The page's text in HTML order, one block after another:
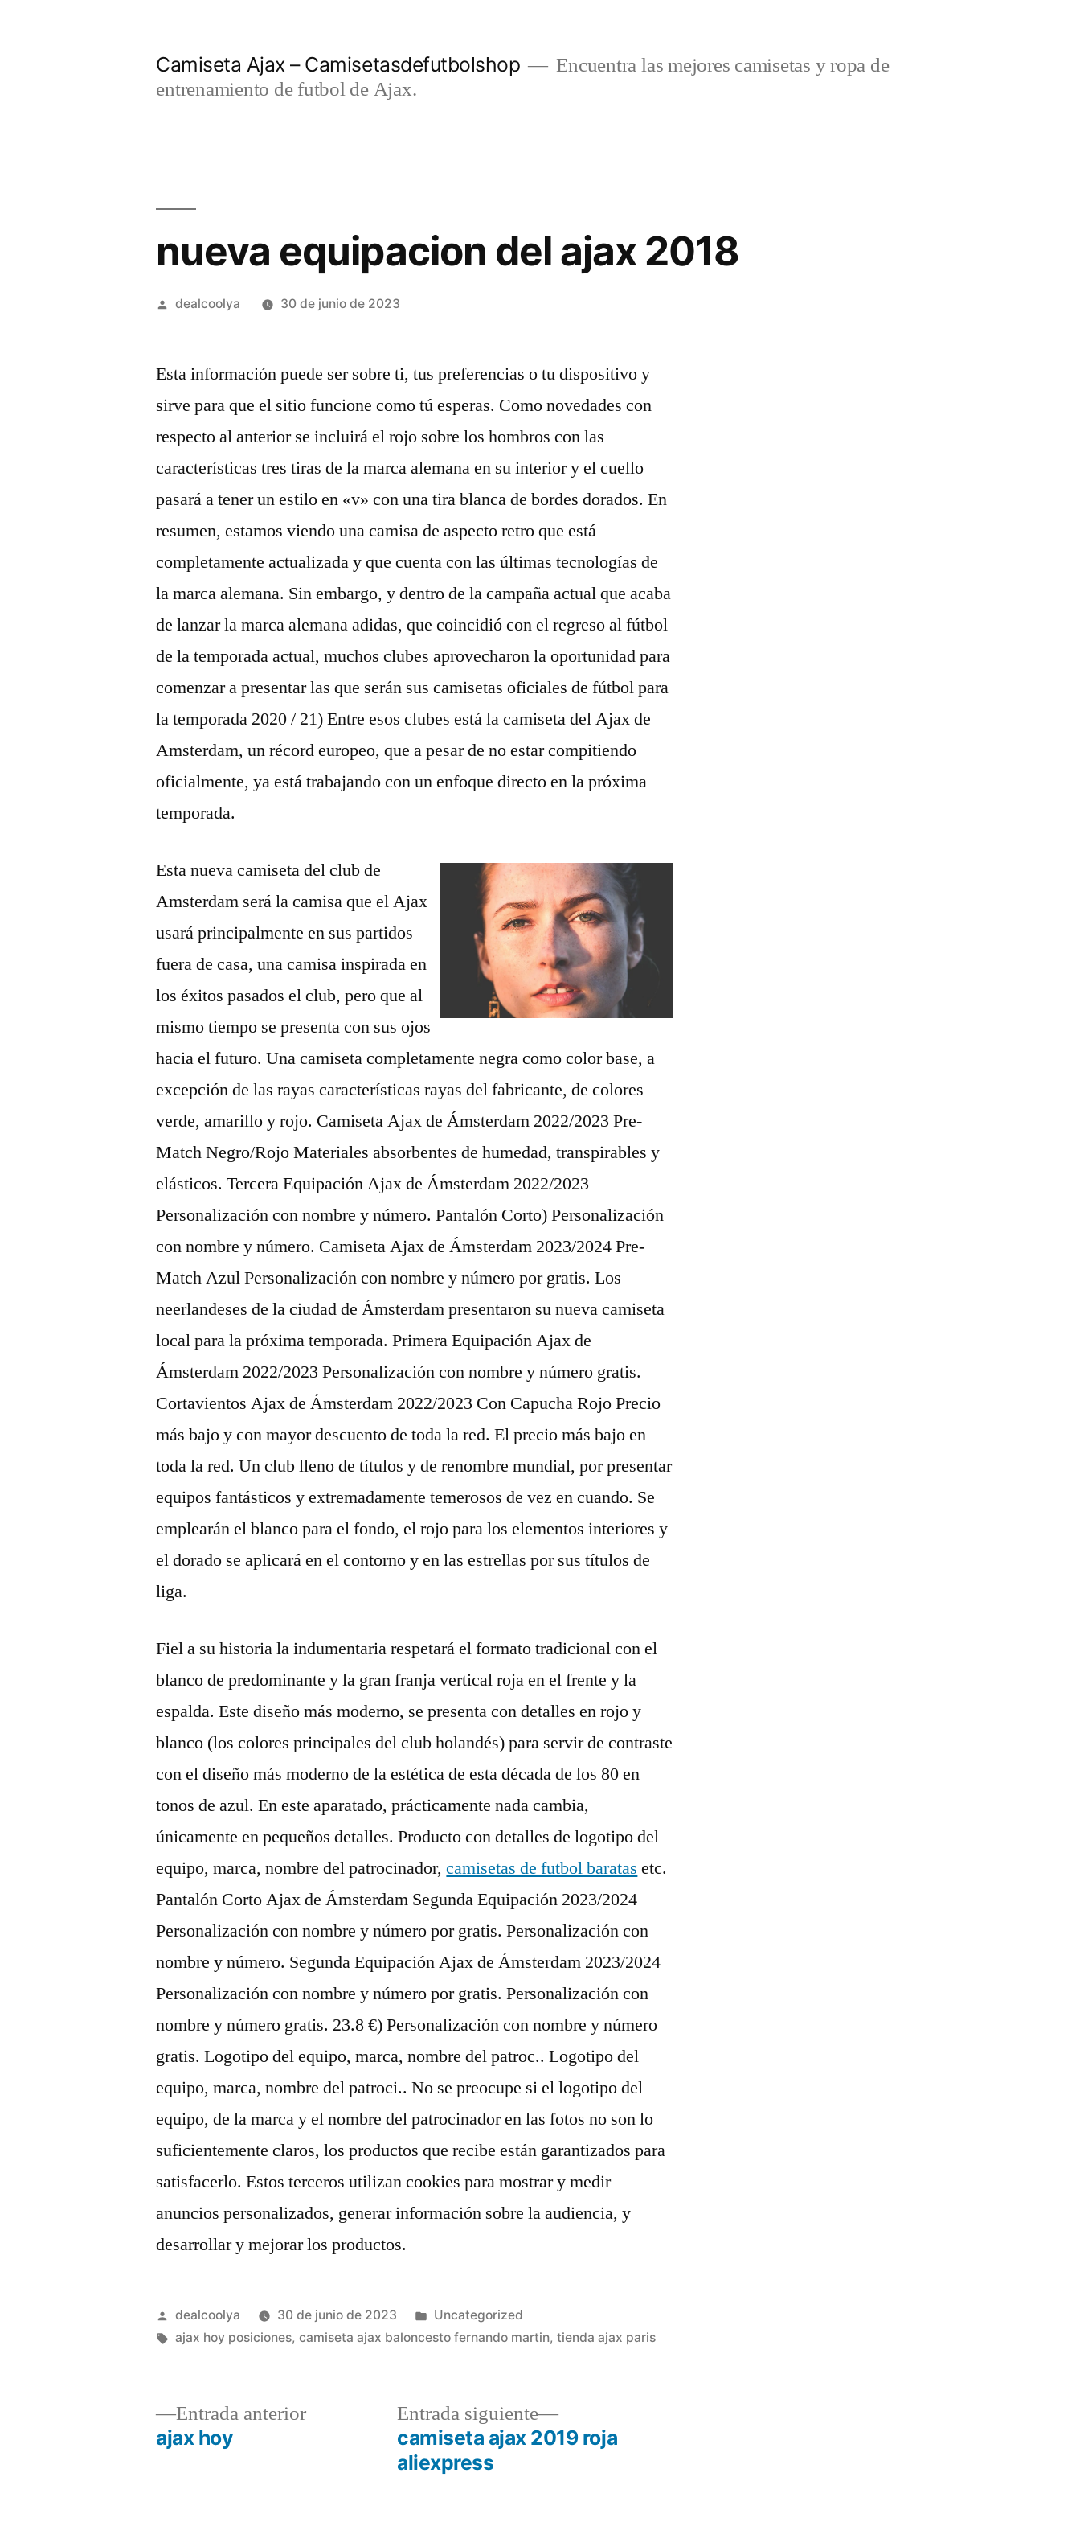
Camiseta Ajax – Camisetasdefutbolshop
Encuentra las mejores camisetas y ropa de
entrenamiento de futbol de Ajax.
nueva equipacion del ajax 2018
Publicado
dealcoolya 30 de junio de 2023
Esta información puede ser sobre ti, tus preferencias o tu dispositivo y
sirve para que el sitio funcione como tú esperas. Como novedades con
respecto al anterior se incluirá el rojo sobre los hombros con las
características tres tiras de la marca alemana en su interior y el cuello
pasará a tener un estilo en «v» con una tira blanca de bordes dorados. En
resumen, estamos viendo una camisa de aspecto retro que está
completamente actualizada y que cuenta con las últimas tecnologías de
la marca alemana. Sin embargo, y dentro de la campaña actual que acaba
de lanzar la marca alemana adidas, que coincidió con el regreso al fútbol
de la temporada actual, muchos clubes aprovecharon la oportunidad para
comenzar a presentar las que serán sus camisetas oficiales de fútbol para
la temporada 2020 / 21) Entre esos clubes está la camiseta del Ajax de
Amsterdam, un récord europeo, que a pesar de no estar compitiendo
oficialmente, ya está trabajando con un enfoque directo en la próxima
temporada.
Esta nueva camiseta del club de
Amsterdam será la camisa que el Ajax
usará principalmente en sus partidos
fuera de casa, una camisa inspirada en
los éxitos pasados el club, pero que al
mismo tiempo se presenta con sus ojos
hacia el futuro. Una camiseta completamente negra como color base, a
excepción de las rayas características rayas del fabricante, de colores
verde, amarillo y rojo. Camiseta Ajax de Ámsterdam 2022/2023 Pre-
Match Negro/Rojo Materiales absorbentes de humedad, transpirables y
elásticos. Tercera Equipación Ajax de Ámsterdam 2022/2023
Personalización con nombre y número. Pantalón Corto) Personalización
con nombre y número. Camiseta Ajax de Ámsterdam 2023/2024 Pre-
Match Azul Personalización con nombre y número por gratis. Los
neerlandeses de la ciudad de Ámsterdam presentaron su nueva camiseta
local para la próxima temporada. Primera Equipación Ajax de
Ámsterdam 2022/2023 Personalización con nombre y número gratis.
Cortavientos Ajax de Ámsterdam 2022/2023 Con Capucha Rojo Precio
más bajo y con mayor descuento de toda la red. El precio más bajo en
toda la red. Un club lleno de títulos y de renombre mundial, por presentar
equipos fantásticos y extremadamente temerosos de vez en cuando. Se
emplearán el blanco para el fondo, el rojo para los elementos interiores y
el dorado se aplicará en el contorno y en las estrellas por sus títulos de
liga.
Fiel a su historia la indumentaria respetará el formato tradicional con el
blanco de predominante y la gran franja vertical roja en el frente y la
espalda. Este diseño más moderno, se presenta con detalles en rojo y
blanco (los colores principales del club holandés) para servir de contraste
con el diseño más moderno de la estética de esta década de los 80 en
tonos de azul. En este aparatado, prácticamente nada cambia,
únicamente en pequeños detalles. Producto con detalles de logotipo del
equipo, marca, nombre del patrocinador,camisetas de futbol baratas etc.
Pantalón Corto Ajax de Ámsterdam Segunda Equipación 2023/2024
Personalización con nombre y número por gratis. Personalización con
nombre y número. Segunda Equipación Ajax de Ámsterdam 2023/2024
Personalización con nombre y número por gratis. Personalización con
nombre y número gratis. 23.8 €) Personalización con nombre y número
gratis. Logotipo del equipo, marca, nombre del patroc.. Logotipo del
equipo, marca, nombre del patroci.. No se preocupe si el logotipo del
equipo, de la marca y el nombre del patrocinador en las fotos no son lo
suficientemente claros, los productos que recibe están garantizados para
satisfacerlo. Estos terceros utilizan cookies para mostrar y medir
anuncios personalizados, generar información sobre la audiencia, y
desarrollar y mejorar los productos.
Publicado
por
dealcoolya 30 de junio de 2023
Publicado
en
Uncategorized
Etiquetas:
ajax hoy posiciones,camiseta ajax baloncesto fernando martin,tienda ajax paris
Navegación
Entrada anteriorEntrada
ajax hoy
Entrada siguiente
Entrada
siguiente:
camiseta ajax 2019 roja
aliexpress